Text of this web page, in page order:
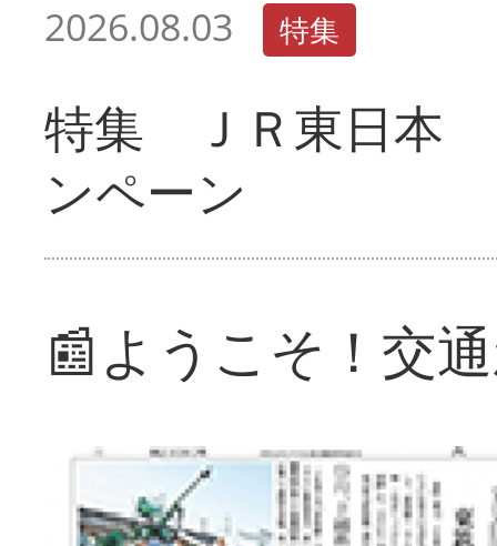
2026.08.03 特集
特集 ＪＲ東日本
ンペーン
📰ようこそ！交